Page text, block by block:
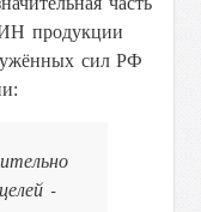
продукции
сил РФ
-